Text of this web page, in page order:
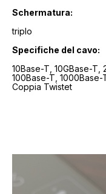
Schermatura:
triplo
Specifiche del cavo:
10Base-T, 10GBase-T,
100Base-T,
Coppia Twistet